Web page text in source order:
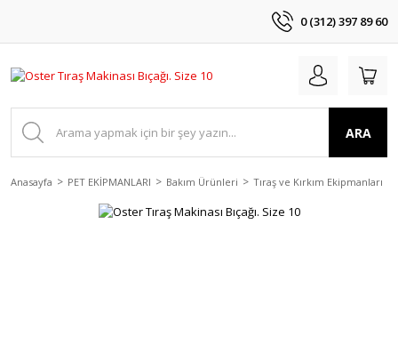
0 (312) 397 89 60
ARA
Anasayfa PET EKİPMANLARI Bakım Ürünleri Tıraş ve Kırkım Ekipmanları